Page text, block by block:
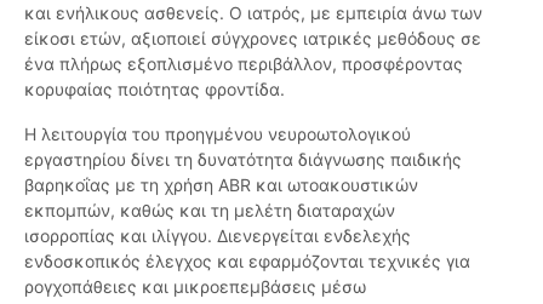
και ενήλικους ασθενείς. Ο ιατρός, με εμπειρία άνω των
είκοσι ετών, αξιοποιεί σύγχρονες ιατρικές μεθόδους σε
ένα πλήρως εξοπλισμένο περιβάλλον, προσφέροντας
κορυφαίας ποιότητας φροντίδα.
Η λειτουργία του προηγμένου νευροωτολογικού
εργαστηρίου δίνει τη δυνατότητα διάγνωσης παιδικής
βαρηκοΐας με τη χρήση ABR και ωτοακουστικών
εκπομπών, καθώς και τη μελέτη διαταραχών
ισορροπίας και ιλίγγου. Διενεργείται ενδελεχής
ενδοσκοπικός έλεγχος και εφαρμόζονται τεχνικές για
ρογχοπάθειες και μικροεπεμβάσεις μέσω